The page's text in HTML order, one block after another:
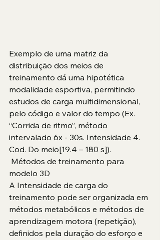
Exemplo de uma matriz da
distribuição dos meios de
treinamento dá uma hipotética
modalidade esportiva, permitindo
estudos de carga multidimensional,
pelo código e valor do tempo (Ex.
“Corrida de ritmo”, método
intervalado 6x - 30s. Intensidade 4.
Cod. Do meio[19.4 – 180 s]).
Métodos de treinamento para
modelo 3D
A Intensidade de carga do
treinamento pode ser organizada em
métodos metabólicos e métodos de
aprendizagem motora (repetição),
definidos pela duração do esforço e